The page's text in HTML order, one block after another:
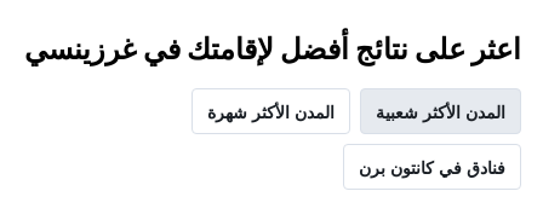
اعثر على نتائج أفضل لإقامتك في غرزينسي
المدن الأكثر شعبية المدن الأكثر شهرة
فنادق في كانتون برن